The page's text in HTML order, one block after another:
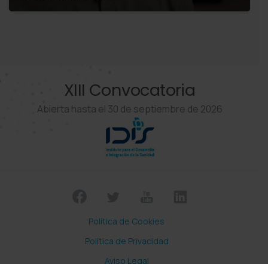
XIII Convocatoria
Abierta hasta el 30 de septiembre de 2026
Política de Cookies
Política de Privacidad
Aviso Legal